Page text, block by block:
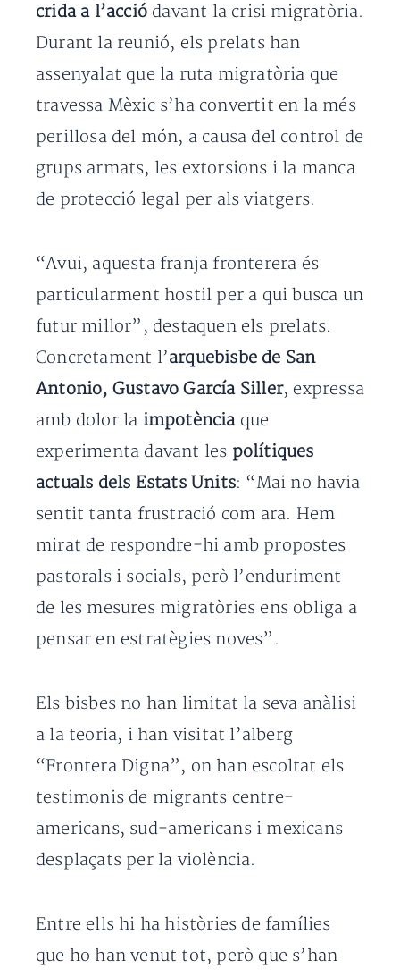
crida a l’acció davant la crisi migratòria.
Durant la reunió, els prelats han
assenyalat que la ruta migratòria que
travessa Mèxic s’ha convertit en la més
perillosa del món, a causa del control de
grups armats, les extorsions i la manca
de protecció legal per als viatgers.
“Avui, aquesta franja fronterera és
particularment hostil per a qui busca un
futur millor”, destaquen els prelats.
Concretament l’arquebisbe de San
Antonio, Gustavo García Siller, expressa
amb dolor la impotència que
experimenta davant les polítiques
actuals dels Estats Units: “Mai no havia
sentit tanta frustració com ara. Hem
mirat de respondre-hi amb propostes
pastorals i socials, però l’enduriment
de les mesures migratòries ens obliga a
pensar en estratègies noves”.
Els bisbes no han limitat la seva anàlisi
a la teoria, i han visitat l’alberg
“Frontera Digna”, on han escoltat els
testimonis de migrants centre-
americans, sud-americans i mexicans
desplaçats per la violència.
Entre ells hi ha històries de famílies
que ho han venut tot, però que s’han